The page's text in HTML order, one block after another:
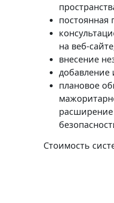
постоянная
на веб-
внесение
добавление
плановое
Стоимость